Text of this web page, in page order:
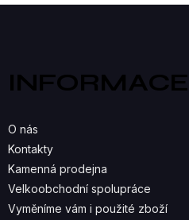
Z
O nás
Kontakty
Kamenná prodejna
Velkoobchodní spolupráce
Vyměníme vám i použité zboží